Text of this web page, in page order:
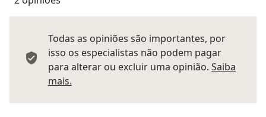
Todas as opiniões são importantes, por
isso os especialistas não podem pagar
para alterar ou excluir uma opinião. Saiba
mais.